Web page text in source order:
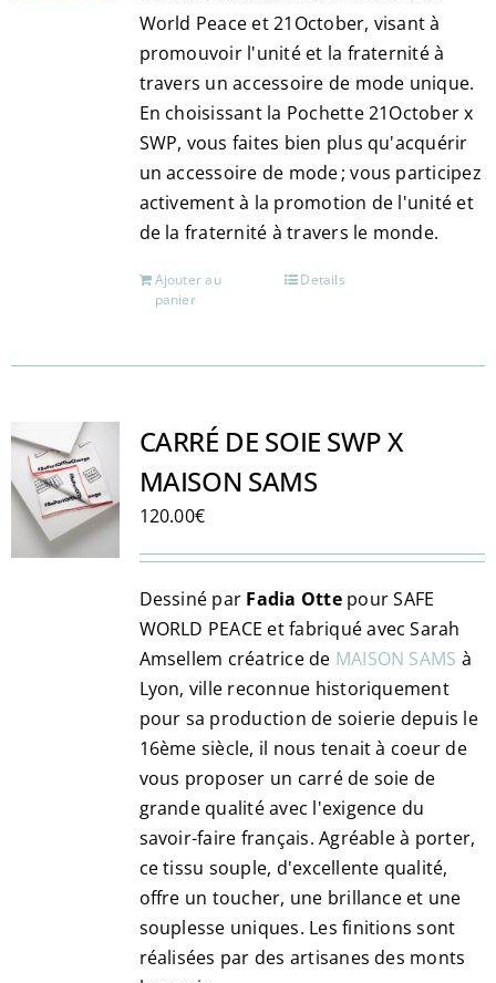
la
page
du
produit
World Peace et 21October, visant à
promouvoir l'unité et la fraternité à
travers un accessoire de mode unique.
En choisissant la Pochette 21October x
SWP, vous faites bien plus qu'acquérir
un accessoire de mode ; vous participez
activement à la promotion de l'unité et
de la fraternité à travers le monde.
Ajouter au
panier
Details
CARRÉ DE SOIE SWP X
MAISON SAMS
120.00€
Dessiné par Fadia Ottepour SAFE
WORLD PEACE et fabriqué avec Sarah
Amsellem créatrice de MAISON SAMS à
Lyon, ville reconnue historiquement
pour sa production de soierie depuis le
16ème siècle, il nous tenait à coeur de
vous proposer un carré de soie de
grande qualité avec l'exigence du
savoir-faire français. Agréable à porter,
ce tissu souple, d'excellente qualité,
offre un toucher, une brillance et une
souplesse uniques. Les finitions sont
réalisées par des artisanes des monts